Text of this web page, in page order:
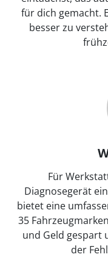
für dich gemacht.
besser zu
Für
Diagnosegerät
bietet eine
35
und Geld gespart
der